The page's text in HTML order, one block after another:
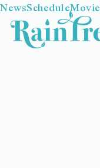
NewsScheduleMovie